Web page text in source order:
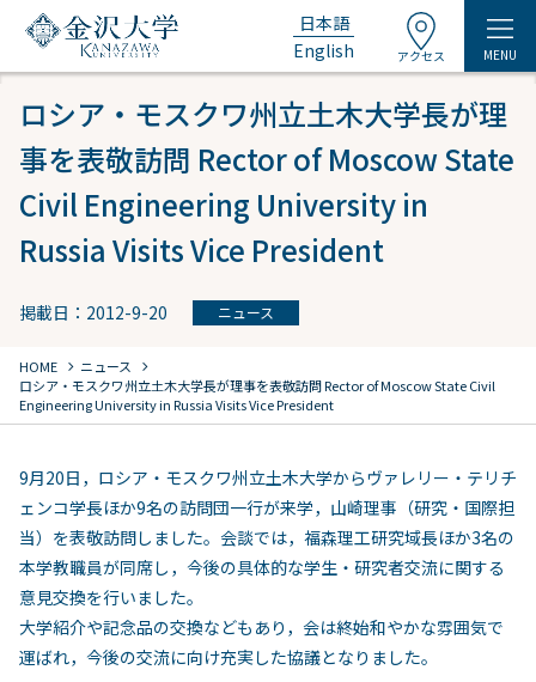
日本語
English
アクセス MENU
ロシア・モスクワ州立土木大学長が理
事を表敬訪問 Rector of Moscow State
Civil Engineering University in
Russia Visits Vice President
掲載日：2012-9-20 ニュース
HOME chevron_right ニュース chevron_right
ロシア・モスクワ州立土木大学長が理事を表敬訪問 Rector of Moscow State Civil
Engineering University in Russia Visits Vice President
9月20日，ロシア・モスクワ州立土木大学からヴァレリー・テリチ
ェンコ学長ほか9名の訪問団一行が来学，山崎理事（研究・国際担
当）を表敬訪問しました。会談では，福森理工研究域長ほか3名の
本学教職員が同席し，今後の具体的な学生・研究者交流に関する
意見交換を行いました。
大学紹介や記念品の交換などもあり，会は終始和やかな雰囲気で
運ばれ，今後の交流に向け充実した協議となりました。